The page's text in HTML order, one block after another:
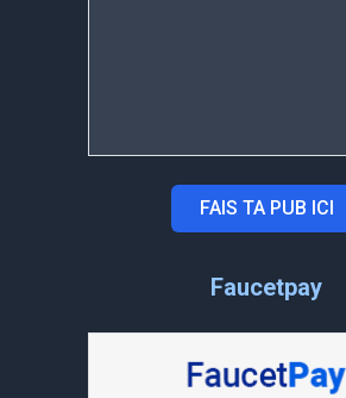
FAIS TA PUB ICI
Faucetpay